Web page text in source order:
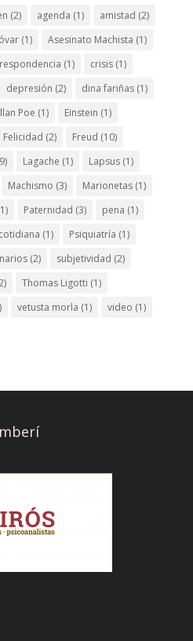
(2) agenda (1) amistad (2)
(1) Asesinato Machista (1)
(1) crisis(1)
depresión (2) dina fariñas(1)
Poe (1) Einstein (1)
Felicidad (2) Freud (10)
Lagache (1) Lapsus(1)
Machismo (3) Marionetas(1)
Paternidad (3) pena (1)
(1) Psiquiatría (1)
(2) subjetividad (2)
Thomas Ligotti (1)
vetusta morla (1) video (1)